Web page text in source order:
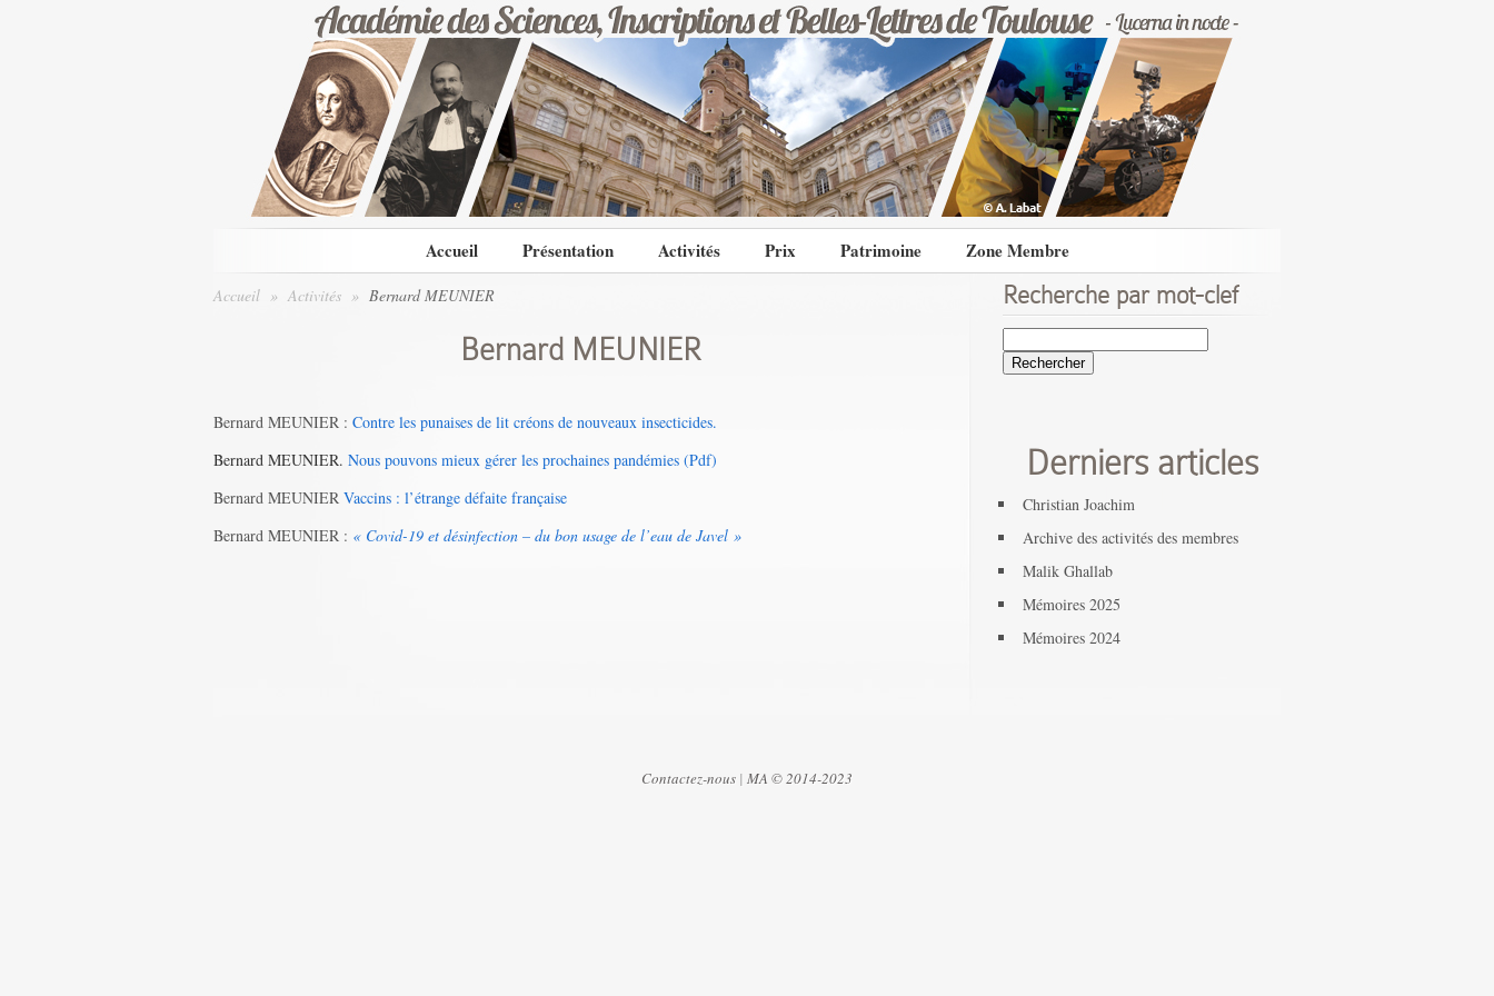
Accueil Présentation Activités Prix Patrimoine Zone Membre
Accueil » Activités » Bernard MEUNIER
Bernard MEUNIER
Bernard MEUNIER : Contre les punaises de lit créons de nouveaux insecticides.
Bernard MEUNIER. Nous pouvons mieux gérer les prochaines pandémies (Pdf)
Bernard MEUNIER Vaccins : l’étrange défaite française
Bernard MEUNIER : « Covid-19 et désinfection – du bon usage de l’eau de Javel »
Recherche par mot-clef
Derniers articles
Christian Joachim
Archive des activités des membres
Malik Ghallab
Mémoires 2025
Mémoires 2024
Contactez-nous | MA © 2014-2023